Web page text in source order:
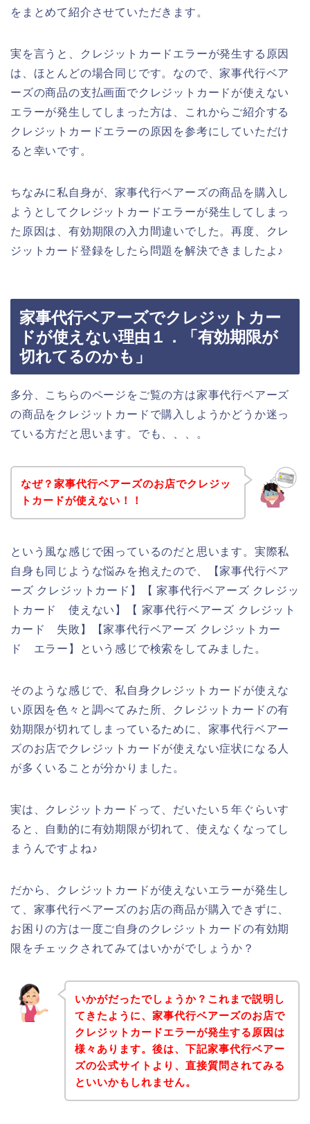
をまとめて紹介させていただきます。
実を言うと、クレジットカードエラーが発生する原因
は、ほとんどの場合同じです。なので、家事代行ベア
ーズの商品の支払画面でクレジットカードが使えない
エラーが発生してしまった方は、これからご紹介する
クレジットカードエラーの原因を参考にしていただけ
ると幸いです。
ちなみに私自身が、家事代行ベアーズの商品を購入し
ようとしてクレジットカードエラーが発生してしまっ
た原因は、有効期限の入力間違いでした。再度、クレ
ジットカード登録をしたら問題を解決できましたよ♪
家事代行ベアーズでクレジットカー
ドが使えない理由１．「有効期限が
切れてるのかも」
多分、こちらのページをご覧の方は家事代行ベアーズ
の商品をクレジットカードで購入しようかどうか迷っ
ている方だと思います。でも、、、。
なぜ？家事代行ベアーズのお店でクレジッ
トカードが使えない！！
という風な感じで困っているのだと思います。実際私
自身も同じような悩みを抱えたので、【家事代行ベア
ーズ クレジットカード】【 家事代行ベアーズ クレジッ
トカード 使えない】【 家事代行ベアーズ クレジット
カード 失敗】【家事代行ベアーズ クレジットカー
ド エラー】という感じで検索をしてみました。
そのような感じで、私自身クレジットカードが使えな
い原因を色々と調べてみた所、クレジットカードの有
効期限が切れてしまっているために、家事代行ベアー
ズのお店でクレジットカードが使えない症状になる人
が多くいることが分かりました。
実は、クレジットカードって、だいたい５年ぐらいす
ると、自動的に有効期限が切れて、使えなくなってし
まうんですよね♪
だから、クレジットカードが使えないエラーが発生し
て、家事代行ベアーズのお店の商品が購入できずに、
お困りの方は一度ご自身のクレジットカードの有効期
限をチェックされてみてはいかがでしょうか？
いかがだったでしょうか？これまで説明し
てきたように、家事代行ベアーズのお店で
クレジットカードエラーが発生する原因は
様々あります。後は、下記家事代行ベアー
ズの公式サイトより、直接質問されてみる
といいかもしれません。